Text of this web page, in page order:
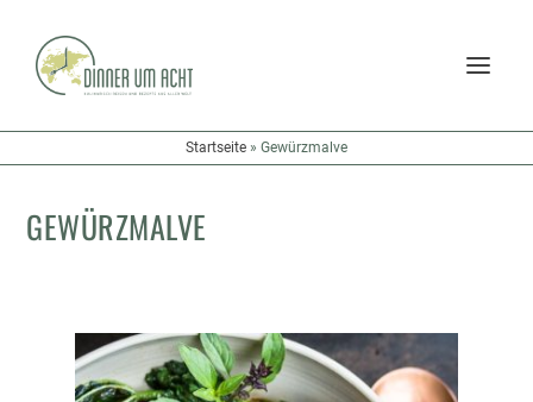
Startseite » Gewürzmalve
GEWÜRZMALVE